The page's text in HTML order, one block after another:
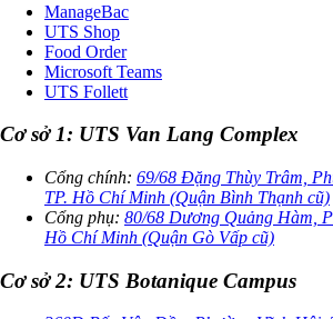
ManageBac
UTS Shop
Food Order
Microsoft Teams
UTS Follett
Cơ sở 1: UTS Van Lang Complex
Cổng chính: 69/68 Đặng Thùy Trâm,
TP. Hồ Chí Minh (Quận Bình Thạnh cũ)
Cổng phụ: 80/68 Dương Quảng Hàm,
Hồ Chí Minh (Quận Gò Vấp cũ)
Cơ sở 2: UTS Botanique Campus